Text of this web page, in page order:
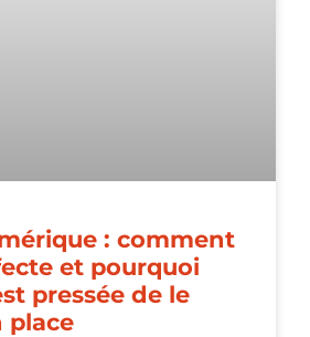
: comment
et pourquoi
pressée de le
place